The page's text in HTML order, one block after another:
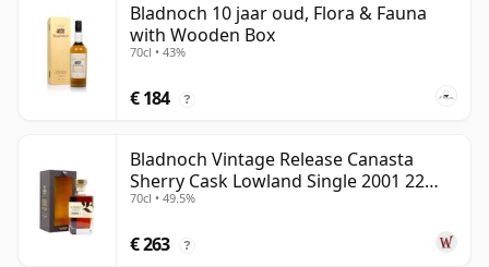
Bladnoch 10 jaar oud, Flora & Fauna
with Wooden Box
70cl • 43%
€ 184 ?
Bladnoch Vintage Release Canasta
Sherry Cask Lowland Single 2001 22
jaar oud
70cl • 49.5%
€ 263 ?